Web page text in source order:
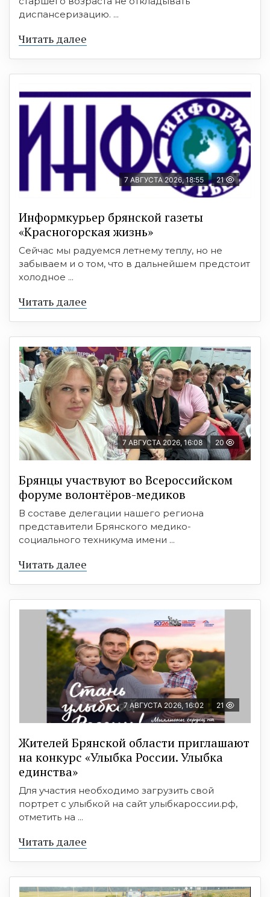
диспансеризацию. ...
Читать далее
7 АВГУСТА 2026, 18:55 21
Информкурьер брянской газеты
«Красногорская жизнь»
Сейчас мы радуемся летнему теплу, но не
забываем и о том, что в дальнейшем предстоит
холодное ...
Читать далее
7 АВГУСТА 2026, 16:08 20
Брянцы участвуют во Всероссийском
форуме волонтёров-медиков
В составе делегации нашего региона
представители Брянского медико-
социального техникума имени ...
Читать далее
7 АВГУСТА 2026, 16:02 21
Жителей Брянской области приглашают
на конкурс «Улыбка России. Улыбка
единства»
Для участия необходимо загрузить свой
портрет с улыбкой на сайт улыбкароссии.рф,
отметить на ...
Читать далее